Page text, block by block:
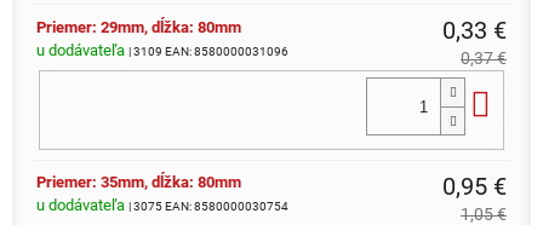
Priemer: 29mm, dĺžka: 80mm
u dodávateľa | 3109 EAN:8580000031096
0,33 €
0,37 €
Priemer: 35mm, dĺžka: 80mm
u dodávateľa | 3075EAN:8580000030754
0,95 €
1,05 €